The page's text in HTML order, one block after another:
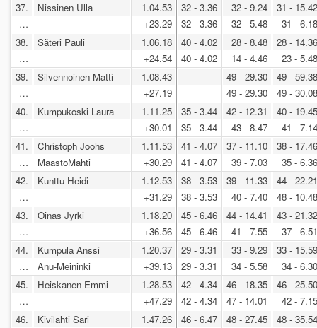
37.
…
Nissinen Ulla
1.04.53
+23.29
32 - 3.36
32 - 3.36
32 - 9.24
32 - 5.48
31 - 15.42
31 - 6.18
38.
…
Säteri Pauli
1.06.18
+24.54
40 - 4.02
40 - 4.02
28 - 8.48
14 - 4.46
28 - 14.36
23 - 5.48
39.
…
Silvennoinen Matti
1.08.43
+27.19
49 - 29.30
49 - 29.30
49 - 59.38
49 - 30.08
40.
…
Kumpukoski Laura
1.11.25
+30.01
35 - 3.44
35 - 3.44
42 - 12.31
43 - 8.47
40 - 19.45
41 - 7.14
41.
…
Christoph Joohs
MaastoMahti
1.11.53
+30.29
41 - 4.07
41 - 4.07
37 - 11.10
39 - 7.03
38 - 17.46
35 - 6.36
42.
…
Kunttu Heidi
1.12.53
+31.29
38 - 3.53
38 - 3.53
39 - 11.33
40 - 7.40
44 - 22.21
48 - 10.48
43.
…
Oinas Jyrki
1.18.20
+36.56
45 - 6.46
45 - 6.46
44 - 14.41
41 - 7.55
43 - 21.32
37 - 6.51
44.
…
Kumpula Anssi
Anu-Meininki
1.20.37
+39.13
29 - 3.31
29 - 3.31
33 - 9.29
34 - 5.58
33 - 15.59
34 - 6.30
45.
…
Heiskanen Emmi
1.28.53
+47.29
42 - 4.34
42 - 4.34
46 - 18.35
47 - 14.01
46 - 25.50
42 - 7.15
46.
Kivilahti Sari
1.47.26
46 - 6.47
48 - 27.45
48 - 35.54